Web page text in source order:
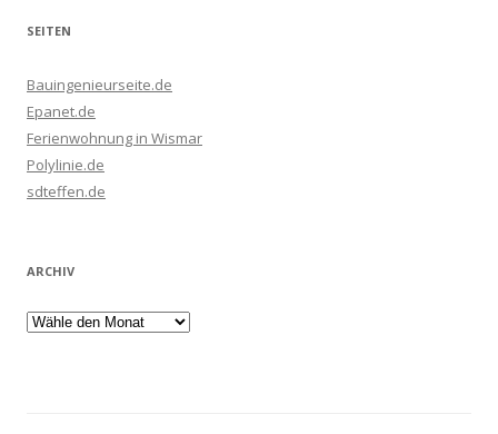
SEITEN
Bauingenieurseite.de
Epanet.de
Ferienwohnung in Wismar
Polylinie.de
sdteffen.de
ARCHIV